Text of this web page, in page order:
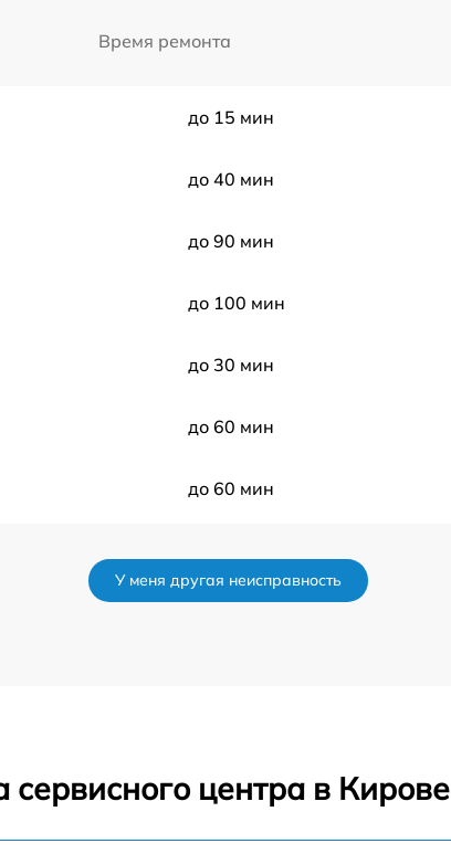
Время ремонта
до 15 мин
до 40 мин
до 90 мин
до 100 мин
до 30 мин
до 60 мин
до 60 мин
до 60 мин
У меня другая неисправность
сервисного центра в Кирове